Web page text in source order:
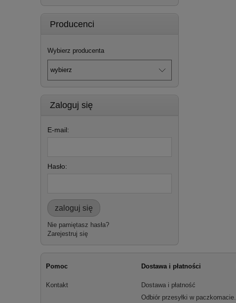
Producenci
Wybierz producenta
Zaloguj się
E-mail:
Hasło:
zaloguj się
Nie pamiętasz hasła?
Zarejestruj się
Pomoc
Kontakt
Dostawa i płatności
Dostawa i płatność
Odbiór przesyłki w paczkomacie.